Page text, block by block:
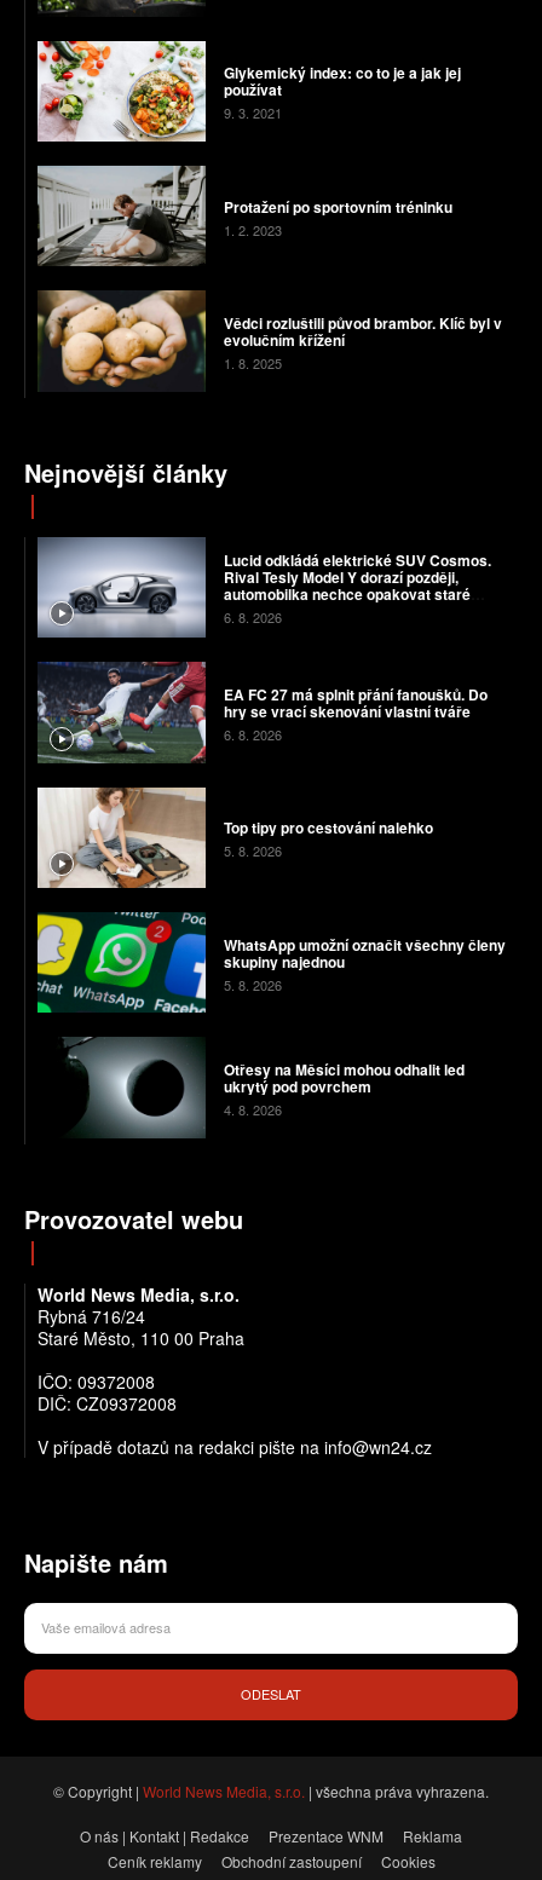
Glykemický index: co to je a jak jej
používat
9. 3. 2021
Protažení po sportovním tréninku
1. 2. 2023
Vědci rozluštili původ brambor. Klíč byl v
evolučním křížení
1. 8. 2025
Nejnovější články
Lucid odkládá elektrické SUV Cosmos.
Rival Tesly Model Y dorazí později,
automobilka nechce opakovat staré
chyby
6. 8. 2026
EA FC 27 má splnit přání fanoušků. Do
hry se vrací skenování vlastní tváře
6. 8. 2026
Top tipy pro cestování nalehko
5. 8. 2026
WhatsApp umožní označit všechny členy
skupiny najednou
5. 8. 2026
Otřesy na Měsíci mohou odhalit led
ukrytý pod povrchem
4. 8. 2026
Provozovatel webu
World News Media, s.r.o.
Rybná 716/24
Staré Město, 110 00 Praha
IČO: 09372008
DIČ: CZ09372008
V případě dotazů na redakci pište na info@wn24.cz
Napište nám
ODESLAT
© Copyright | World News Media, s.r.o. | všechna práva vyhrazena.
O nás | Kontakt | Redakce Prezentace WNM
Reklama
Ceník reklamy
Obchodní zastoupení
Cookies